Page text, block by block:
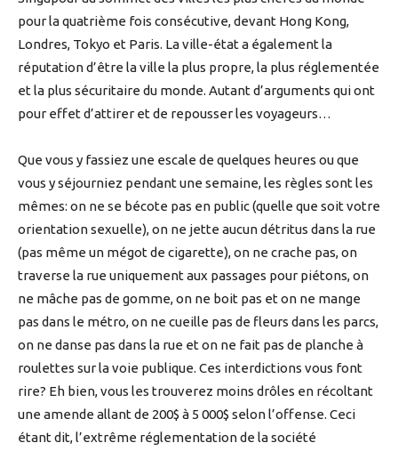
pour la quatrième fois consécutive, devant Hong Kong,
Londres, Tokyo et Paris. La ville-état a également la
réputation d’être la ville la plus propre, la plus réglementée
et la plus sécuritaire du monde. Autant d’arguments qui ont
pour effet d’attirer et de repousser les voyageurs…
Que vous y fassiez une escale de quelques heures ou que
vous y séjourniez pendant une semaine, les règles sont les
mêmes: on ne se bécote pas en public (quelle que soit votre
orientation sexuelle), on ne jette aucun détritus dans la rue
(pas même un mégot de cigarette), on ne crache pas, on
traverse la rue uniquement aux passages pour piétons, on
ne mâche pas de gomme, on ne boit pas et on ne mange
pas dans le métro, on ne cueille pas de fleurs dans les parcs,
on ne danse pas dans la rue et on ne fait pas de planche à
roulettes sur la voie publique. Ces interdictions vous font
rire? Eh bien, vous les trouverez moins drôles en récoltant
une amende allant de 200$ à 5 000$ selon l’offense. Ceci
étant dit, l’extrême réglementation de la société